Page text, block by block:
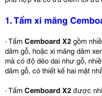
1. Tấm xi măng
· TấmCemboard X2gồm
dăm gỗ, hoặc xi măng dăm
mà có độ dẻo dai như gỗ,
dăm gỗ, có thiết kế hai mặt
· TấmCemboard X2được